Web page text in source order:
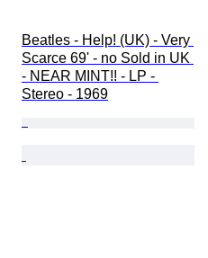
Beatles - Help! (UK) - Very
Scarce 69' - no Sold in UK
- NEAR MINT!! - LP -
Stereo - 1969